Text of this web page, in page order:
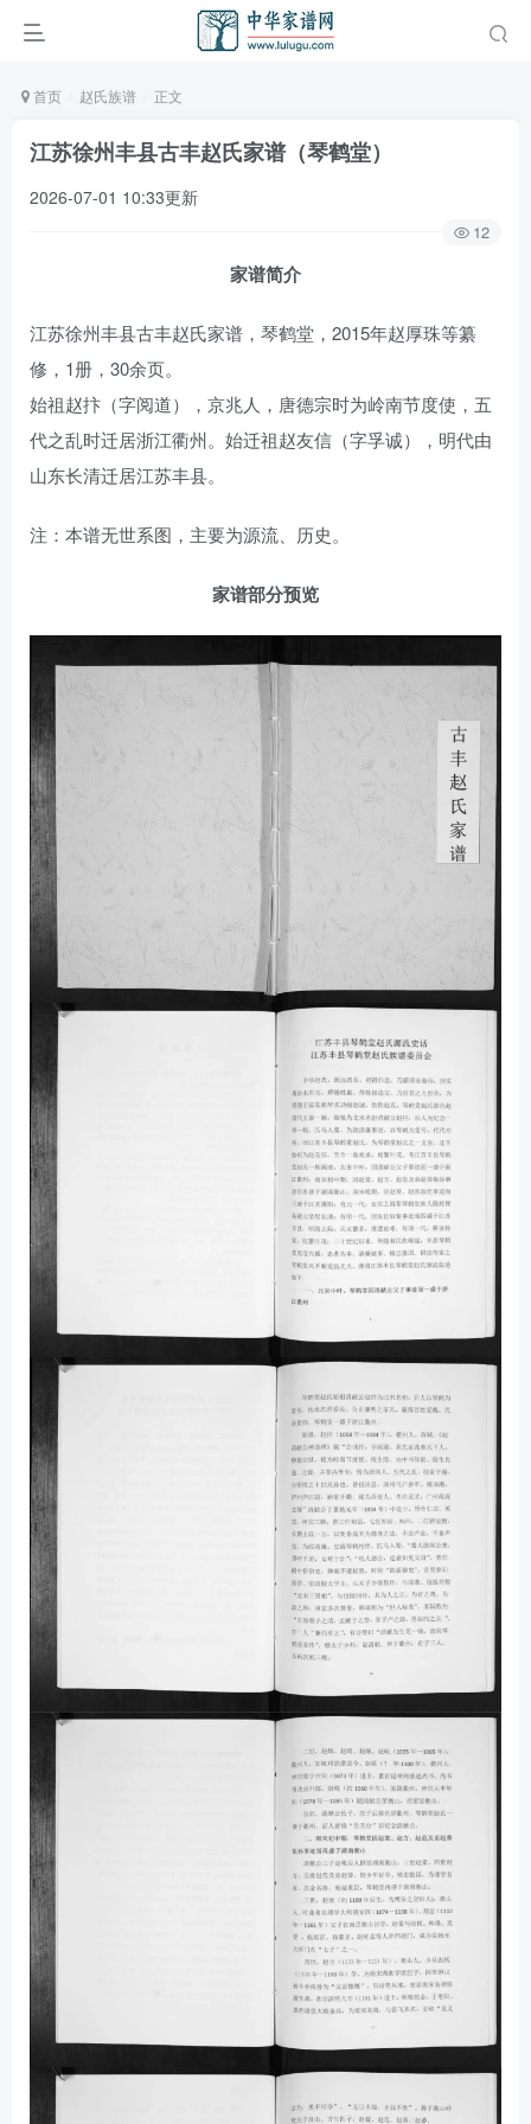
首页 赵氏族谱 正文
江苏徐州丰县古丰赵氏家谱（琴鹤堂）
2026-07-01 10:33更新
12
家谱简介
江苏徐州丰县古丰赵氏家谱，琴鹤堂，2015年赵厚珠等纂
修，1册，30余页。
始祖赵抃（字阅道），京兆人，唐德宗时为岭南节度使，五
代之乱时迁居浙江衢州。始迁祖赵友信（字孚诚），明代由
山东长清迁居江苏丰县。
注：本谱无世系图，主要为源流、历史。
家谱部分预览